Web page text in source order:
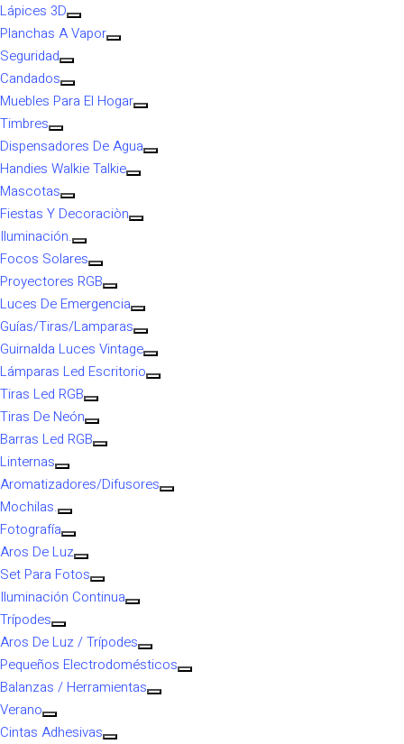
Lápices 3D
Planchas A Vapor
Seguridad
Candados
Muebles Para El Hogar
Timbres
Dispensadores De Agua
Handies Walkie Talkie
Mascotas
Fiestas Y Decoraciòn
Iluminación.
Focos Solares
Proyectores RGB
Luces De Emergencia
Guías/Tiras/Lamparas
Guirnalda Luces Vintage
Lámparas Led Escritorio
Tiras Led RGB
Tiras De Neón
Barras Led RGB
Linternas
Aromatizadores/Difusores
Mochilas.
Fotografía
Aros De Luz
Set Para Fotos
Iluminación Continua
Trípodes
Aros De Luz / Trípodes
Pequeños Electrodomésticos
Balanzas / Herramientas
Verano
Cintas Adhesivas